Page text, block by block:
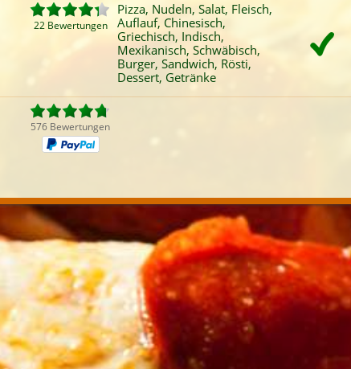
Der Online-Shop
Das Bestellsystem
Der Bestellvorgang
Übertragung
22 Bewertungen
Pizza, Nudeln, Salat, Fleisch,
Auflauf, Chinesisch,
Griechisch, Indisch,
Mexikanisch, Schwäbisch,
Burger, Sandwich, Rösti,
Dessert, Getränke
576 Bewertungen